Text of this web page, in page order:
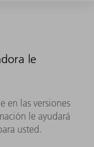
le
en las versiones
le ayudará
usted.